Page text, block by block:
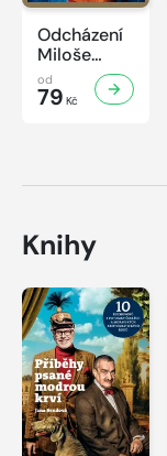
Odcházení
Miloše
Zemana
od
79 Kč
Knihy